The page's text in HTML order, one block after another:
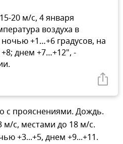
20 м/с, 4 января
воздуха в
+1…+6 градусов, на
днем +7…+12", -
с прояснениями. Дождь.
м/с, местами до 18 м/с.
+3...+5, днем +9...+11.